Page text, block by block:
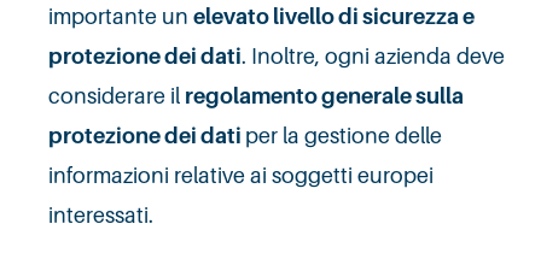
importante un elevato livello di sicurezza e
protezione dei dati. Inoltre, ogni azienda deve
considerare il regolamento generale sulla
protezione dei dati per la gestione delle
informazioni relative ai soggetti europei
interessati.